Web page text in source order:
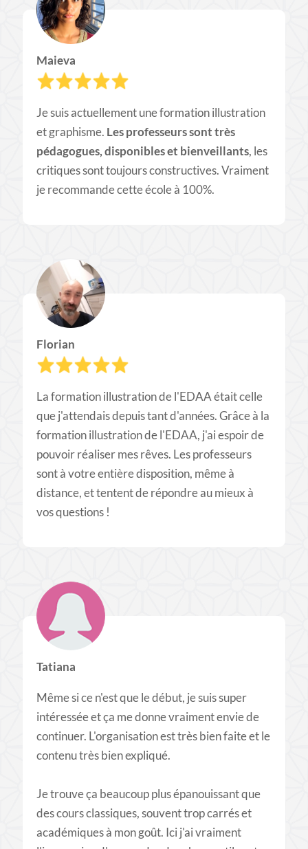
Maieva
Je suis actuellement une formation illustration
et graphisme. Les professeurs sont très
pédagogues, disponibles et bienveillants, les
critiques sont toujours constructives. Vraiment
je recommande cette école à 100%.
Florian
La formation illustration de l'EDAA était celle
que j'attendais depuis tant d'années. Grâce à la
formation illustration de l'EDAA, j'ai espoir de
pouvoir réaliser mes rêves. Les professeurs
sont à votre entière disposition, même à
distance, et tentent de répondre au mieux à
vos questions !
Tatiana
Même si ce n'est que le début, je suis super
intéressée et ça me donne vraiment envie de
continuer. L'organisation est très bien faite et le
contenu très bien expliqué.
Je trouve ça beaucoup plus épanouissant que
des cours classiques, souvent trop carrés et
académiques à mon goût. Ici j'ai vraiment